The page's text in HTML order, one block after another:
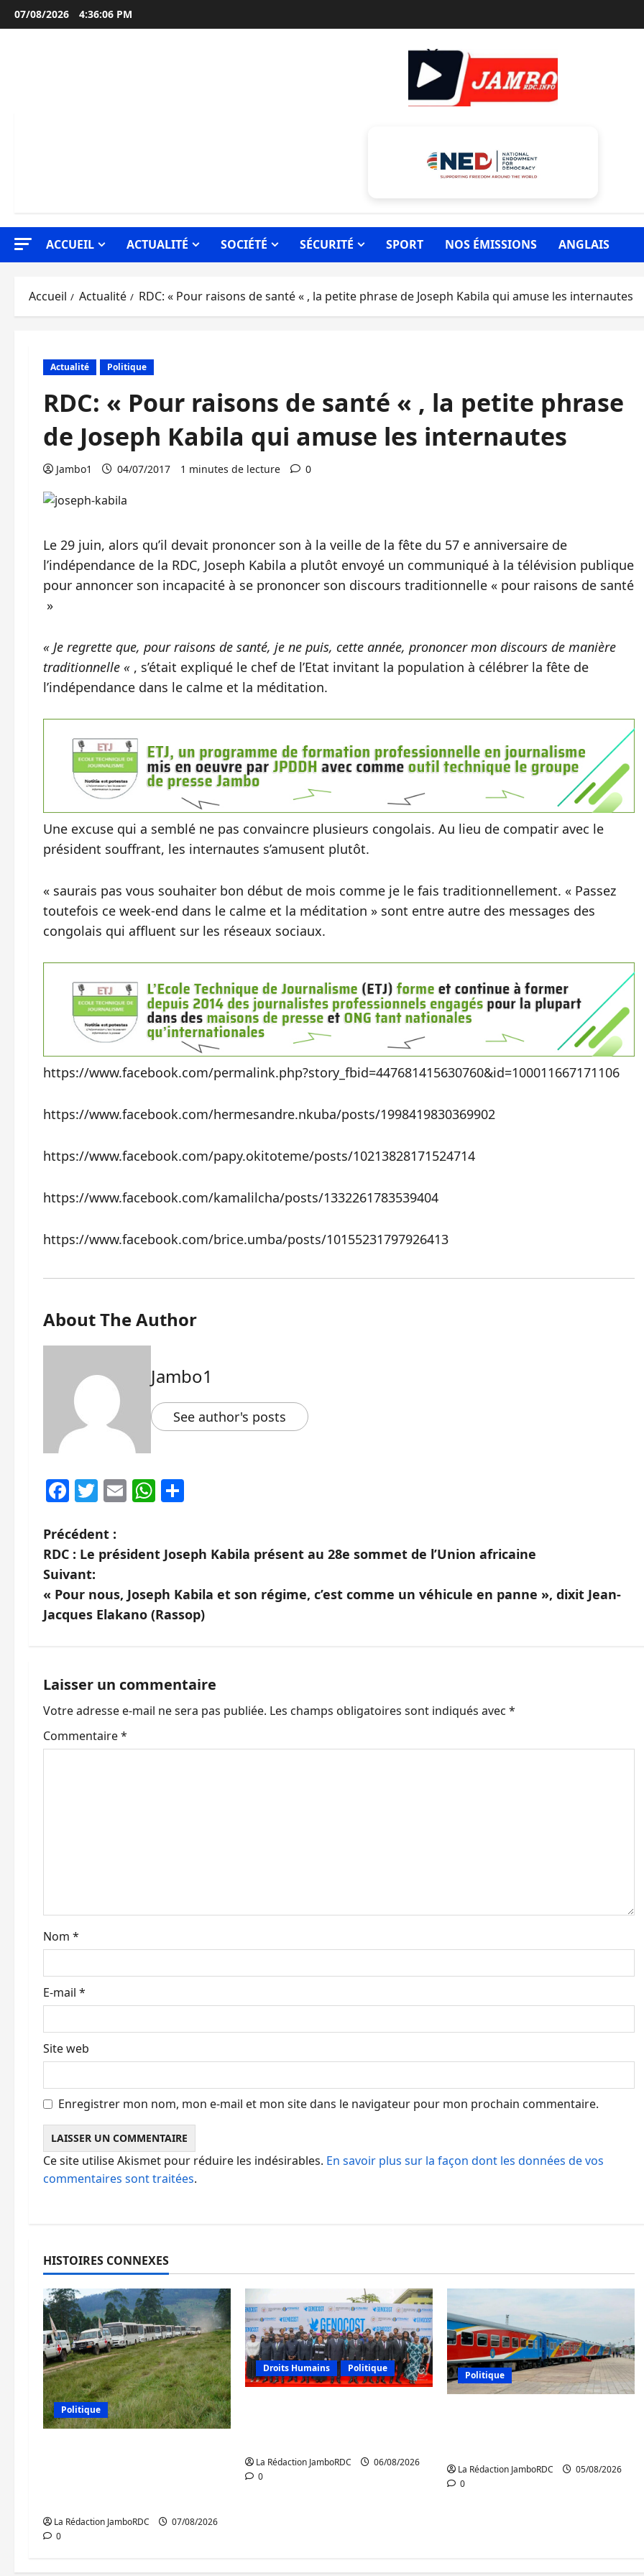
Aller
au
07/08/2026 4:36:06 PM
ACCUEIL ACTUALITÉ SOCIÉTÉ SÉCURITÉ SPORT NOS ÉMISSIONS ANGLAIS
Accueil Actualité RDC: « Pour raisons de santé « , la petite phrase de Joseph Kabila qui amuse les internautes
Actualité Politique
RDC: « Pour raisons de santé « , la petite phrase
de Joseph Kabila qui amuse les internautes
Jambo1 04/07/2017 1 minutes de lecture 0
Le 29 juin, alors qu’il devait prononcer son à la veille de la fête du 57 e anniversaire de
l’indépendance de la RDC, Joseph Kabila a plutôt envoyé un communiqué à la télévision publique
pour annoncer son incapacité à se prononcer son discours traditionnelle « pour raisons de santé
»
« Je regrette que, pour raisons de santé, je ne puis, cette année, prononcer mon discours de manière
traditionnelle « , s’était expliqué le chef de l’Etat invitant la population à célébrer la fête de
l’indépendance dans le calme et la méditation.
Une excuse qui a semblé ne pas convaincre plusieurs congolais. Au lieu de compatir avec le
président souffrant, les internautes s’amusent plutôt.
« saurais pas vous souhaiter bon début de mois comme je le fais traditionnellement. « Passez
toutefois ce week-end dans le calme et la méditation » sont entre autre des messages des
congolais qui affluent sur les réseaux sociaux.
https://www.facebook.com/permalink.php?story_fbid=447681415630760&id=100011667171106
https://www.facebook.com/hermesandre.nkuba/posts/1998419830369902
https://www.facebook.com/papy.okitoteme/posts/10213828171524714
https://www.facebook.com/kamalilcha/posts/1332261783539404
https://www.facebook.com/brice.umba/posts/10155231797926413
About The Author
Jambo1
See author's posts
Facebook
Twitter
EmailWhatsApp
N
a
v
i
a
t
i
r
t
i
l
e
Précédent :
RDC : Le président Joseph Kabila présent au 28e sommet de l’Union africaine
Suivant:
« Pour nous, Joseph Kabila et son régime, c’est comme un véhicule en panne », dixit Jean-
Jacques Elakano (Rassop)
Laisser un commentaire
Votre adresse e-mail ne sera pas publiée. Les champs obligatoires sont indiqués avec *
Commentaire*
Nom *
E-mail *
Site web
Enregistrer mon nom, mon e-mail et mon site dans le navigateur pour mon prochain commentaire.
Ce site utilise Akismet pour réduire les indésirables. En savoir plus sur la façon dont les données de vos
commentaires sont traitées.
HISTOIRES CONNEXES
Politique
La Rédaction JamboRDC
07/08/2026
0
Droits Humains Politique
La Rédaction JamboRDC
06/08/2026
0
Politique
La Rédaction JamboRDC
05/08/2026
0